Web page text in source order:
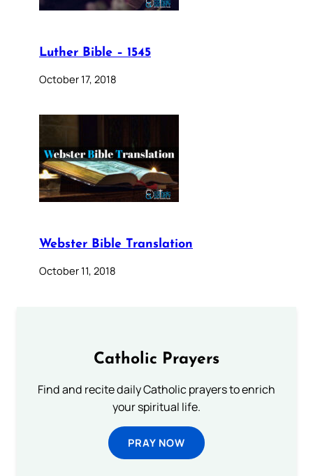
Luther Bible – 1545
October 17, 2018
Webster Bible Translation
October 11, 2018
Catholic Prayers
Find and recite daily Catholic prayers to enrich
your spiritual life.
PRAY NOW